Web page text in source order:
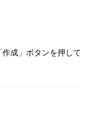
成」ボタンを押して